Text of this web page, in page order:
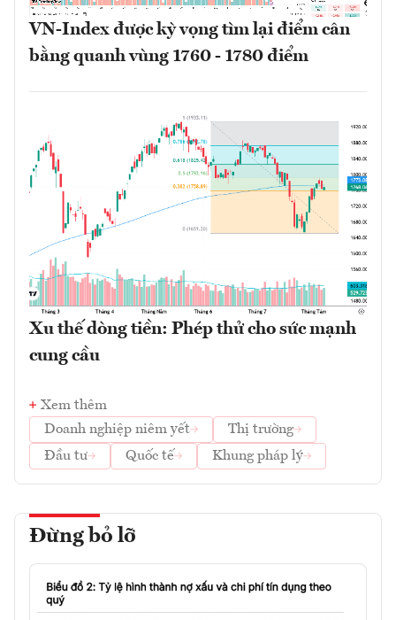
VN-Index được kỳ vọng tìm lại điểm cân
bằng quanh vùng 1760 - 1780 điểm
Xu thế dòng tiền: Phép thử cho sức mạnh
cung cầu
Xem thêm
Doanh nghiệp niêm yết
Thị trường
Đầu tư
Quốc tế Khung pháp lý
Đừng bỏ lỡ